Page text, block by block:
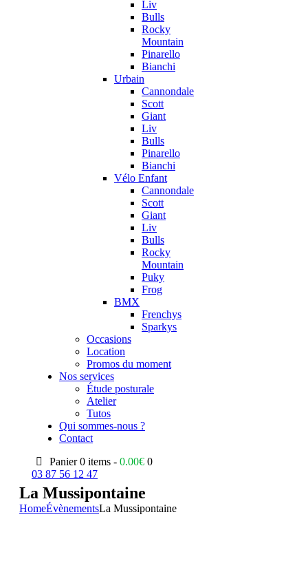
Liv
Bulls
Rocky
Mountain
Pinarello
Bianchi
Urbain
Cannondale
Scott
Giant
Liv
Bulls
Pinarello
Bianchi
Vélo Enfant
Cannondale
Scott
Giant
Liv
Bulls
Rocky
Mountain
Puky
Frog
BMX
Frenchys
Sparkys
Occasions
Location
Promos du moment
Nos services
Étude posturale
Atelier
Tutos
Qui sommes-nous ?
Contact
Panier 0 items -0.00€ 0
03 87 56 12 47
La Mussipontaine
HomeÉvènementsLa Mussipontaine